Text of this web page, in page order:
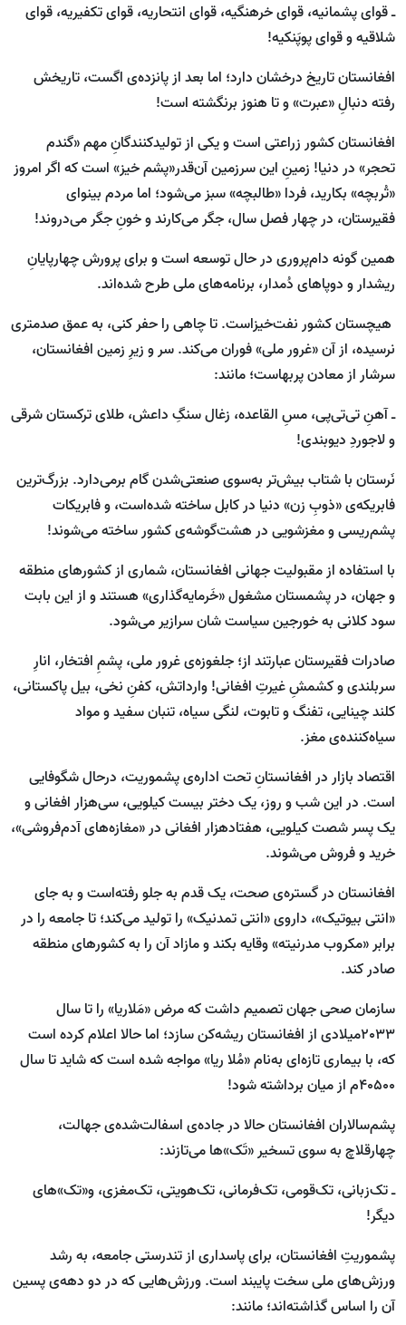
ـ قوای پشمانیه، قوای خرهنگیه، قوای انتحاریه، قوای تکفیریه، قوای
شلاقیه و قوای پوپَنکیه!
افغانستان تاریخ درخشان دارد؛ اما بعد از پانزده‌ی اگست، تاریخش
رفته دنبالِ «عبرت» و تا هنوز برنگشته ‌است!
افغانستان کشور زراعتی است و یکی از تولیدکنندگانِ مهم «گندم
تحجر» در دنیا! زمینِ این سرزمین آن‌قدر«پشم خیز» است که اگر امروز
«تُربچه» بکارید، فردا «طالبچه» سبز می‌شود؛ اما مردم بینوای
فقیرستان، در چهار فصل سال، جگر می‌کارند و خونِ‌ جگر می‌دروند!
همین گونه دام‌پروری در حال توسعه‌ است و برای پرورش چهارپایانِ
ریشدار و دوپاهای دُمدار، برنامه‌های ملی طرح شده‌اند.
هیچستان کشور نفت‌خیزاست. تا چاهی را حفر کنی، به عمق صدمتری
نرسیده، از آن «غرور ملی» فوران می‌کند. سر و زیرِ زمین افغانستان،
سرشار از معادن پربهاست؛ مانند:
ـ آهنِ تی‌تی‌پی، مسِ القاعده، زغال سنگِ داعش، طلای ترکستان شرقی
و لاجوردِ دیوبندی!
نَرستان با شتاب بیش‌تر به‌سوی صنعتی‌شدن گام برمی‌دارد. بزرگ‌ترین
فابریکه‌ی «ذوبِ زن» دنیا در کابل ساخته شده‌است، و فابریکات
پشم‌ریسی و مغزشویی در هشت‌گوشه‌ی کشور ساخته می‌شوند!
با استفاده از مقبولیت جهانی افغانستان، شماری از کشورهای منطقه
و جهان، در پشمستان مشغول «خَرمایه‌گذاری» هستند و از این بابت
سود کلانی به خورجین سیاست شان سرازیر می‌شود.
صادرات فقیرستان عبارتند از؛ جلغوزه‌ی غرور ملی، پشمِ افتخار، انارِ
سربلندی و کشمشِ غیرتِ افغانی! وارداتش، کفنِ نخی، بیل پاکستانی،
کلند چینایی، تفنگ و تابوت، لنگی سیاه، تنبان سفید و مواد
سیاه‌کننده‌ی مغز.
اقتصاد بازار در افغانستانِ تحت اداره‌ی پشموریت، درحال شگوفایی
‌است. در این شب و روز، یک دختر بیست کیلویی، سی‌هزار افغانی و
یک‌ پسر شصت کیلویی، هفتادهزار افغانی در «مغازه‌های آدم‌فروشی»،
خرید و فروش می‌شوند.
افغانستان در گستره‌ی صحت، یک قدم به جلو رفته‌است و به جای
«انتی بیوتیک»، داروی «انتی تمدنیک» را تولید می‌کند؛ تا جامعه را در
برابر «مکروب مدرنیته» وقایه بکند و مازاد آن را به کشورهای منطقه
صادر کند.
سازمان صحی جهان تصمیم ‌داشت که مرض «مَلاریا» را تا سال
2033میلادی از افغانستان ریشه‌کن سازد؛ اما حالا اعلام کرده ‌است
که، با بیماری تازه‌ای به‌نام «مُلا ریا» مواجه شده ‌است که شاید تا سال
40500م از میان برداشته ‌شود!
پشم‌سالاران افغانستان حالا در جاده‌ی اسفالت‌شده‌ی جهالت،
چهارقلاچ به سوی تسخیر «تَک»ها می‌تازند:
ـ تک‌زبانی، تک‌قومی، تک‌فرمانی، تک‌هویتی، تک‌مغزی، و«تک»های
دیگر!
پشموریتِ افغانستان، برای پاسداری از تندرستی جامعه، به رشد
ورزش‌های ملی سخت پایبند است. ورزش‌هایی که در دو دهه‌ی پسین
آن را اساس گذاشته‌اند؛ مانند: